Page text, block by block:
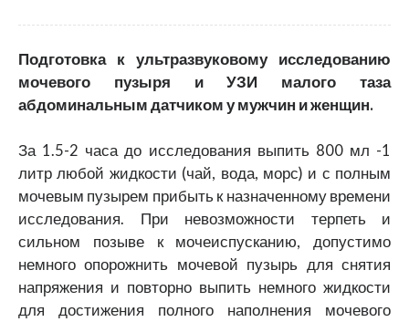
Подготовка к ультразвуковому исследованию
мочевого пузыря и УЗИ малого таза
абдоминальным датчиком у мужчин и женщин.
За 1.5-2 часа до исследования выпить 800 мл -1
литр любой жидкости (чай, вода, морс) и с полным
мочевым пузырем прибыть к назначенному времени
исследования. При невозможности терпеть и
сильном позыве к мочеиспусканию, допустимо
немного опорожнить мочевой пузырь для снятия
напряжения и повторно выпить немного жидкости
для достижения полного наполнения мочевого